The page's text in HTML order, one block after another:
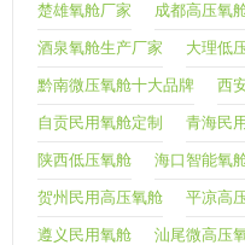
楚雄氧舱厂家 成都高压氧
酒泉氧舱生产厂家 大理低
黔南微压氧舱十大品牌 西
自贡民用氧舱定制 青海民
陕西低压氧舱 海口智能氧
贺州民用高压氧舱 平凉高
遵义民用氧舱 汕尾微高压